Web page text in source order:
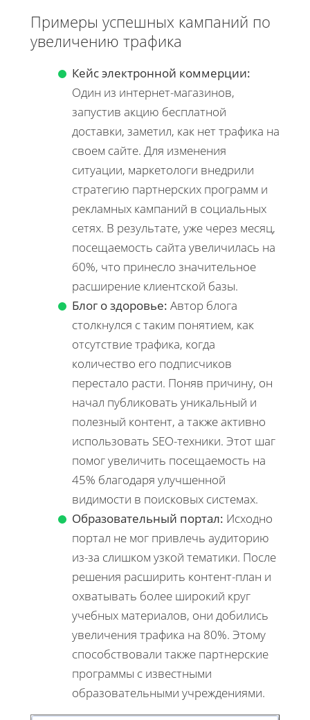
Примеры успешных кампаний по
увеличению трафика
Кейс электронной коммерции:
Один из интернет-магазинов,
запустив акцию бесплатной
доставки, заметил, как нет трафика на
своем сайте. Для изменения
ситуации, маркетологи внедрили
стратегию партнерских программ и
рекламных кампаний в социальных
сетях. В результате, уже через месяц,
посещаемость сайта увеличилась на
60%, что принесло значительное
расширение клиентской базы.
Блог о здоровье: Автор блога
столкнулся с таким понятием, как
отсутствие трафика, когда
количество его подписчиков
перестало расти. Поняв причину, он
начал публиковать уникальный и
полезный контент, а также активно
использовать SEO-техники. Этот шаг
помог увеличить посещаемость на
45% благодаря улучшенной
видимости в поисковых системах.
Образовательный портал: Исходно
портал не мог привлечь аудиторию
из-за слишком узкой тематики. После
решения расширить контент-план и
охватывать более широкий круг
учебных материалов, они добились
увеличения трафика на 80%. Этому
способствовали также партнерские
программы с известными
образовательными учреждениями.